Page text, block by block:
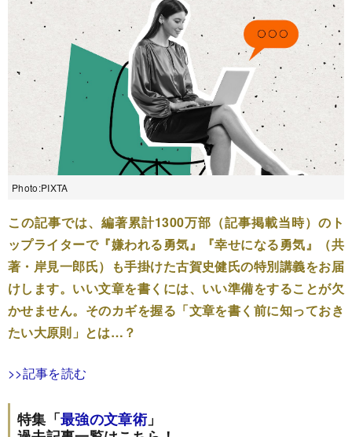
Photo:PIXTA
この記事では、編著累計1300万部（記事掲載当時）のト
ップライターで『嫌われる勇気』『幸せになる勇気』（共
著・岸見一郎氏）も手掛けた古賀史健氏の特別講義をお届
けします。いい文章を書くには、いい準備をすることが欠
かせません。そのカギを握る「文章を書く前に知っておき
たい大原則」とは…？
>>記事を読む
特集「最強の文章術」